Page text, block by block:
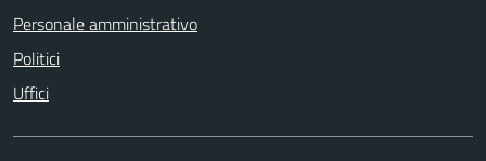
Personale amministrativo
Politici
Uffici